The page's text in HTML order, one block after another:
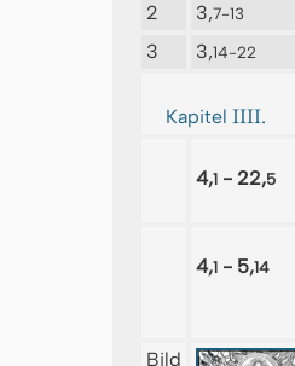
2 3,7-13
3 3,14-22
Kapitel IIII.
4,1- 22,5
4,1- 5,14
Bild